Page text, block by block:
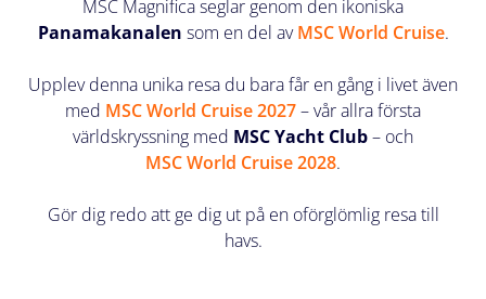
MSC Magnifica seglar genom den ikoniska
Panamakanalen som en del av MSC World Cruise.
Upplev denna unika resa du bara får en gång i livet även
med MSC World Cruise 2027– vår allra första
världskryssning med MSC Yacht Club– och
MSC World Cruise 2028.
Gör dig redo att ge dig ut på en oförglömlig resa till
havs.